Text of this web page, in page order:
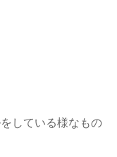
している様なもの